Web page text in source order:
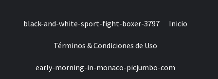
black-and-white-sport-fight-boxer-3797 Inicio
Términos & Condiciones de Uso
early-morning-in-monaco-picjumbo-com